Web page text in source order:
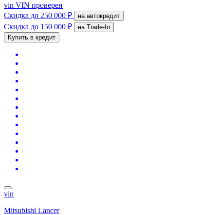
vin VIN проверен
Скидка до 250 000 ₽ на автокредит
Скидка до 150 000 ₽
на Trade-In
Купить в кредит
vin
Mitsubishi Lancer